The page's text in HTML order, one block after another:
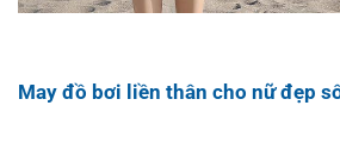
May đồ bơi liền thân cho nữ đẹp